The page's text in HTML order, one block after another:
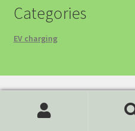
Categories
EV charging
Legal & Compliance